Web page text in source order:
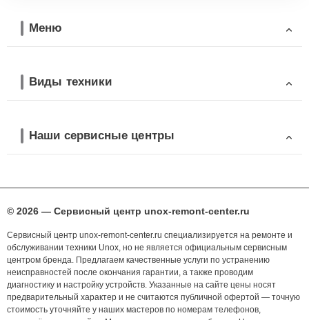
Меню
Виды техники
Наши сервисные центры
© 2026 — Сервисный центр unox-remont-center.ru
Сервисный центр unox-remont-center.ru специализируется на ремонте и
обслуживании техники Unox, но не является официальным сервисным
центром бренда. Предлагаем качественные услуги по устранению
неисправностей после окончания гарантии, а также проводим
диагностику и настройку устройств. Указанные на сайте цены носят
предварительный характер и не считаются публичной офертой — точную
стоимость уточняйте у наших мастеров по номерам телефонов,